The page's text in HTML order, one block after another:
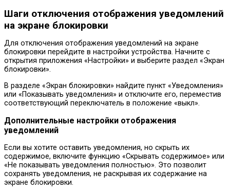
Шаги отключения отображения уведомлений
на экране блокировки
Для отключения отображения уведомлений на экране
блокировки перейдите в настройки устройства. Начните с
открытия приложения «Настройки» и выберите раздел «Экран
блокировки».
В разделе «Экран блокировки» найдите пункт «Уведомления»
или «Показывать уведомления» и отключите его, переместив
соответствующий переключатель в положение «выкл».
Дополнительные настройки отображения
уведомлений
Если вы хотите оставить уведомления, но скрыть их
содержимое, включите функцию «Скрывать содержимое» или
«Не показывать уведомления полностью». Это позволит
сохранять уведомления, не раскрывая их содержание на
экране блокировки.